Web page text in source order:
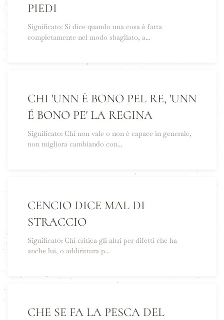
PIEDI
Significato: Si dice quando una cosa è fatta
completamente nel modo sbagliato, a...
CHI 'UNN È BONO PEL RE, 'UNN
É BONO PE' LA REGINA
Significato: Chi non vale o non è capace in generale,
non migliora cambiando con...
CENCIO DICE MAL DI
STRACCIO
Significato: Chi critica gli altri per difetti che ha
anche lui, o addirittura p...
CHE SE FA LA PESCA DEL